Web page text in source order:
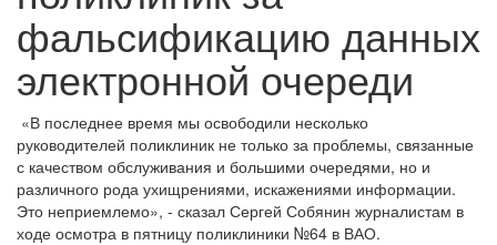
фальсификацию данных
электронной очереди
«В последнее время мы освободили несколько
руководителей поликлиник не только за проблемы, связанные
с качеством обслуживания и большими очередями, но и
различного рода ухищрениями, искажениями информации.
Это неприемлемо», - сказал Сергей Собянин журналистам в
ходе осмотра в пятницу поликлиники №64 в ВАО.